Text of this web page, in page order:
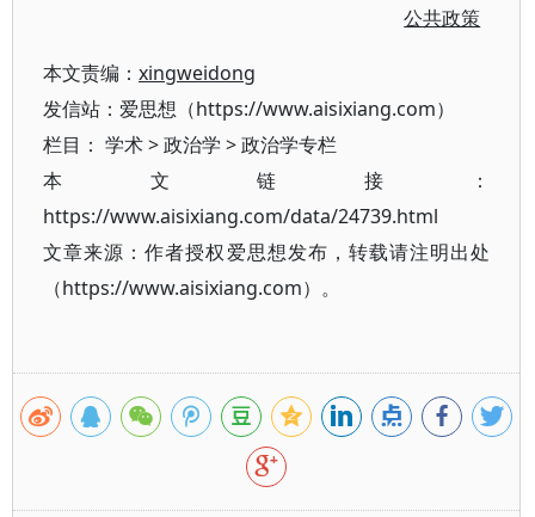
公共政策
本文责编： xingweidong
发信站：爱思想（https://www.aisixiang.com）
栏目： 学术>政治学 >政治学专栏
本文链接：
https://www.aisixiang.com/data/24739.html
文章来源：作者授权爱思想发布，转载请注明出处
（https://www.aisixiang.com）。